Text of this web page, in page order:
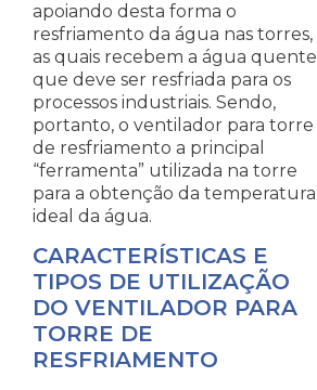
apoiando desta forma o
resfriamento da água nas torres,
as quais recebem a água quente
que deve ser resfriada para os
processos industriais. Sendo,
portanto, o ventilador para torre
de resfriamento a principal
“ferramenta” utilizada na torre
para a obtenção da temperatura
ideal da água.
CARACTERÍSTICAS E
TIPOS DE UTILIZAÇÃO
DO VENTILADOR PARA
TORRE DE
RESFRIAMENTO